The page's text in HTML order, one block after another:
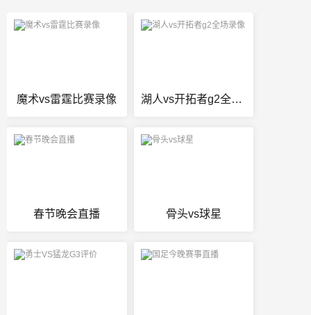
魔术vs雷霆比赛录像 湖人vs开拓者g2全场录像
春节晚会直播 骨头vs球星